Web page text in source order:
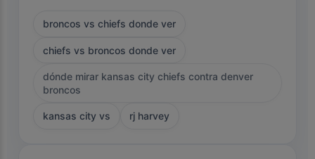
broncos vs chiefs donde ver
chiefs vs broncos donde ver
dónde mirar kansas city chiefs contra denver
broncos
kansas city vs rj harvey